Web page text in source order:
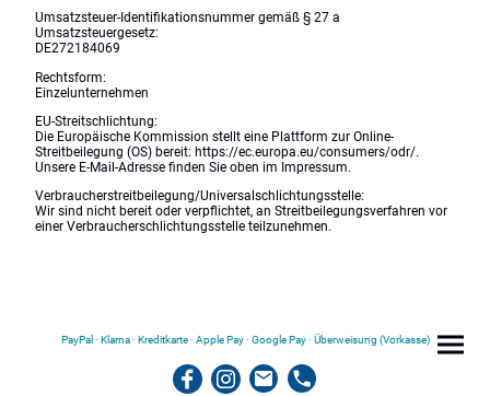
Umsatzsteuer-Identifikationsnummer gemäß § 27 a
Umsatzsteuergesetz:
DE272184069
Rechtsform:
Einzelunternehmen
EU-Streitschlichtung:
Die Europäische Kommission stellt eine Plattform zur Online-
Streitbeilegung (OS) bereit: https://ec.europa.eu/consumers/odr/.
Unsere E-Mail-Adresse finden Sie oben im Impressum.
Verbraucherstreitbeilegung/Universalschlichtungsstelle:
Wir sind nicht bereit oder verpflichtet, an Streitbeilegungsverfahren vor
einer Verbraucherschlichtungsstelle teilzunehmen.
PayPal · Klarna · Kreditkarte · Apple Pay · Google Pay · Überweisung (Vorkasse)